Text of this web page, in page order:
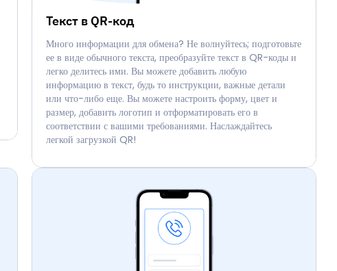
Текст в QR-код
Много информации для обмена? Не волнуйтесь; подготовьте
ее в виде обычного текста, преобразуйте текст в QR-коды и
легко делитесь ими. Вы можете добавить любую
информацию в текст, будь то инструкции, важные детали
или что-либо еще. Вы можете настроить форму, цвет и
размер, добавить логотип и отформатировать его в
соответствии с вашими требованиями. Наслаждайтесь
легкой загрузкой QR!